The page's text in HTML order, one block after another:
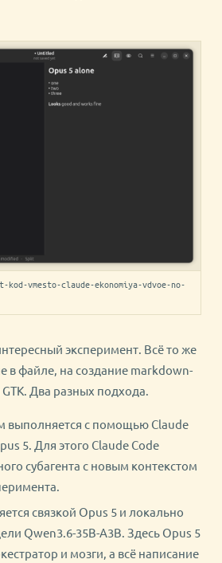
kod-vmesto-claude-ekonomiya-vdvoe-no-
эксперимент. Всё то же
в файле, на создание markdown-
Два разных подхода.
выполняется с помощью Claude
5. Для этого Claude Code
субагента с новым контекстом
связкой Opus 5 и локально
Qwen3.6-35B-A3B. Здесь Opus 5
и мозги, а всё написание